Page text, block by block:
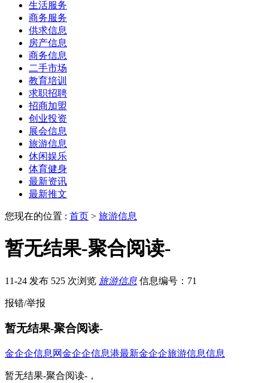
生活服务
商务服务
供求信息
房产信息
商务信息
二手市场
教育培训
求职招聘
招商加盟
创业投资
展会信息
旅游信息
休闲娱乐
体育健身
最新资讯
最新推文
您现在的位置 : 首页 > 旅游信息
暂无结果-聚合阅读-
11-24 发布 525 次浏览 旅游信息 信息编号：71
报错/举报
暂无结果-聚合阅读-
金企企信息网金企企信息港最新金企企旅游信息信息
暂无结果-聚合阅读-，